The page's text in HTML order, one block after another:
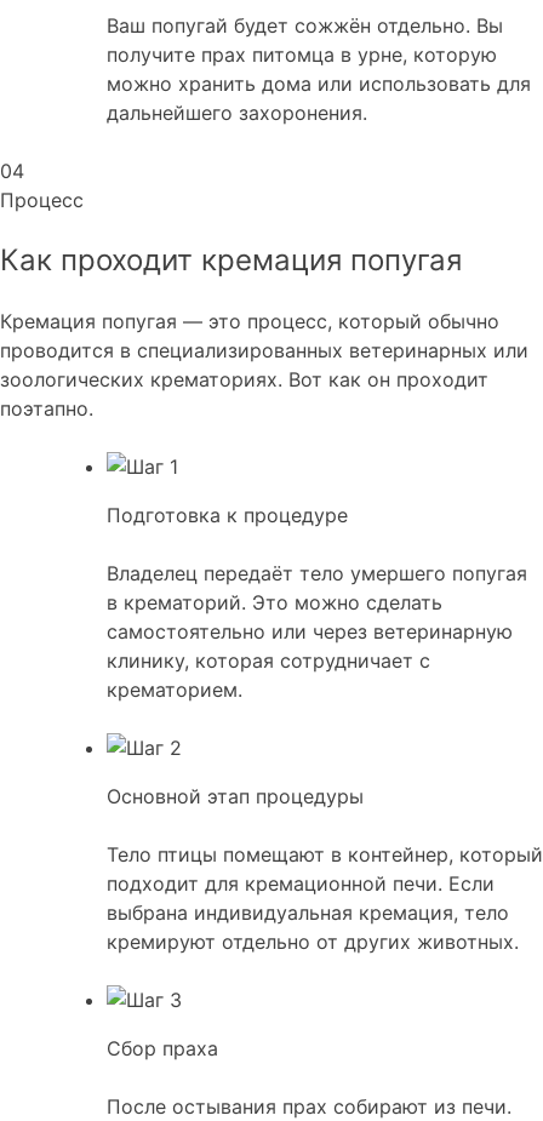
Ваш попугай будет сожжён отдельно. Вы
получите прах питомца в урне, которую
можно хранить дома или использовать для
дальнейшего захоронения.
04
Процесс
Как проходит кремация попугая
Кремация попугая — это процесс, который обычно
проводится в специализированных ветеринарных или
зоологических крематориях. Вот как он проходит
поэтапно.
Подготовка к процедуре
Владелец передаёт тело умершего попугая
в крематорий. Это можно сделать
самостоятельно или через ветеринарную
клинику, которая сотрудничает с
крематорием.
Основной этап процедуры
Тело птицы помещают в контейнер, который
подходит для кремационной печи. Если
выбрана индивидуальная кремация, тело
кремируют отдельно от других животных.
Сбор праха
После остывания прах собирают из печи.